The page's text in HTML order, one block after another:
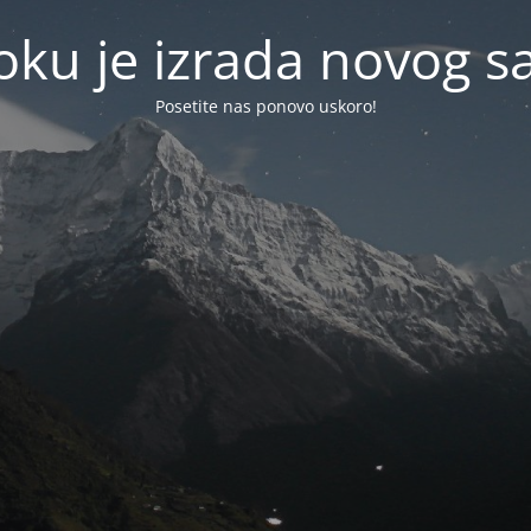
je izrada novog
Posetite nas ponovo uskoro!